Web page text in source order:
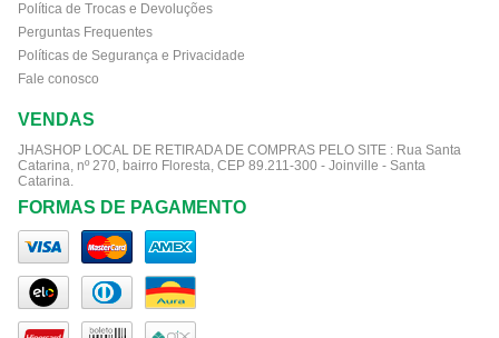
Política de Trocas e Devoluções
Perguntas Frequentes
Políticas de Segurança e Privacidade
Fale conosco
VENDAS
JHASHOP LOCAL DE RETIRADA DE COMPRAS PELO SITE : Rua Santa
Catarina, nº 270, bairro Floresta, CEP 89.211-300 - Joinville - Santa
Catarina.
FORMAS DE PAGAMENTO